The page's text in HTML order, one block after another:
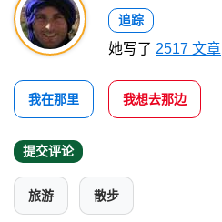
追踪
她写了 2517 文章
我在那里 我想去那边
提交评论
旅游 散步